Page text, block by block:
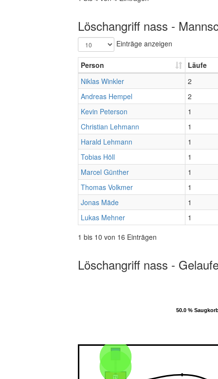
Löschangriff nass -
Einträge anzeigen
Person
Läufe
Niklas Winkler
2
Andreas Hempel
2
Kevin Peterson
1
Christian Lehmann
1
Harald Lehmann
1
Tobias Höll
1
Marcel Günther
1
Thomas Volkmer
1
Jonas Mäde
1
Lukas Mehner
1
1 bis 10 von 16 Einträgen
Löschangriff nass -
50.0 %
50.0 %